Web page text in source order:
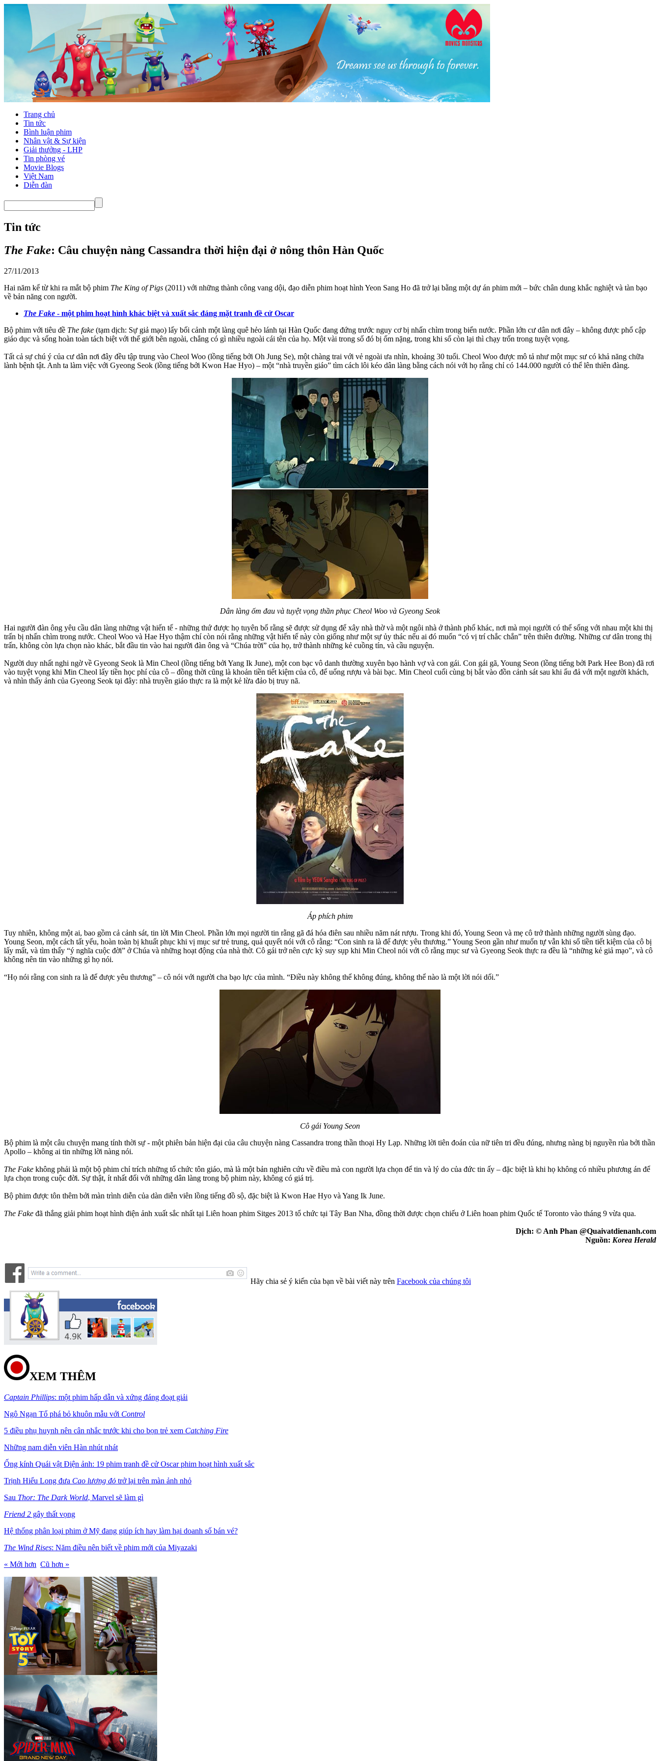
Trang chủ
Tin tức
Bình luận phim
Nhân vật & Sự kiện
Giải thưởng - LHP
Tin phòng vé
Movie Blogs
Việt Nam
Diễn đàn
Tin tức
The Fake: Câu chuyện nàng Cassandra thời hiện đại ở nông thôn Hàn Quốc
27/11/2013
Hai năm kể từ khi ra mắt bộ phim The King of Pigs (2011) với những thành công vang dội, đạo diễn phim hoạt hình Yeon Sang Ho đã trở lại bằng một dự án phim mới – bức chân dung khắc nghiệt và tàn bạo
về bản năng con người.
The Fake - một phim hoạt hình khác biệt và xuất sắc đáng mặt tranh đề cử Oscar
Bộ phim với tiêu đề The fake (tạm dịch: Sự giả mạo) lấy bối cảnh một làng quê hẻo lánh tại Hàn Quốc đang đứng trước nguy cơ bị nhấn chìm trong biển nước. Phần lớn cư dân nơi đây – không được phổ cập
giáo dục và sống hoàn toàn tách biệt với thế giới bên ngoài, chẳng có gì nhiều ngoài cái tên của họ. Một vài trong số đó bị ốm nặng, trong khi số còn lại thì chạy trốn trong tuyệt vọng.
Tất cả sự chú ý của cư dân nơi đây đều tập trung vào Cheol Woo (lồng tiếng bởi Oh Jung Se), một chàng trai với vẻ ngoài ưa nhìn, khoảng 30 tuổi. Cheol Woo được mô tả như một mục sư có khả năng chữa
lành bệnh tật. Anh ta làm việc với Gyeong Seok (lồng tiếng bởi Kwon Hae Hyo) – một “nhà truyền giáo” tìm cách lôi kéo dân làng bằng cách nói với họ rằng chỉ có 144.000 người có thể lên thiên đàng.
Dân làng ốm đau và tuyệt vọng thần phục Cheol Woo và Gyeong Seok
Hai người đàn ông yêu cầu dân làng những vật hiến tế - những thứ được họ tuyên bố rằng sẽ được sử dụng để xây nhà thờ và một ngôi nhà ở thành phố khác, nơi mà mọi người có thể sống với nhau một khi thị
trấn bị nhấn chìm trong nước. Cheol Woo và Hae Hyo thậm chí còn nói rằng những vật hiến tế này còn giống như một sự ủy thác nếu ai đó muốn “có vị trí chắc chắn” trên thiên đường. Những cư dân trong thị
trấn, không còn lựa chọn nào khác, bắt đầu tin vào hai người đàn ông và “Chúa trời” của họ, trở thành những kẻ cuồng tín, và cầu nguyện.
Người duy nhất nghi ngờ về Gyeong Seok là Min Cheol (lồng tiếng bởi Yang Ik June), một con bạc vô danh thường xuyên bạo hành vợ và con gái. Con gái gã, Young Seon (lồng tiếng bởi Park Hee Bon) đã rơi
vào tuyệt vọng khi Min Cheol lấy tiền học phí của cô – đồng thời cũng là khoản tiền tiết kiệm của cô, để uống rượu và bài bạc. Min Cheol cuối cùng bị bắt vào đồn cảnh sát sau khi ẩu đả với một người khách,
và nhìn thấy ảnh của Gyeong Seok tại đây: nhà truyền giáo thực ra là một kẻ lừa đảo bị truy nã.
Áp phích phim
Tuy nhiên, không một ai, bao gồm cả cảnh sát, tin lời Min Cheol. Phần lớn mọi người tin rằng gã đá hóa điên sau nhiều năm nát rượu. Trong khi đó, Young Seon và mẹ cô trở thành những người sùng đạo.
Young Seon, một cách tất yếu, hoàn toàn bị khuất phục khi vị mục sư trẻ trung, quả quyết nói với cô rằng: “Con sinh ra là để được yêu thương.” Young Seon gần như muốn tự vẫn khi số tiền tiết kiệm của cô bị
lấy mất, và tìm thấy “ý nghĩa cuộc đời” ở Chúa và những hoạt động của nhà thờ. Cô gái trở nên cực kỳ suy sụp khi Min Cheol nói với cô rằng mục sư và Gyeong Seok thực ra đều là “những kẻ giả mạo”, và cô
không nên tin vào những gì họ nói.
“Họ nói rằng con sinh ra là để được yêu thương” – cô nói với người cha bạo lực của mình. “Điều này không thể không đúng, không thể nào là một lời nói dối.”
Cô gái Young Seon
Bộ phim là một câu chuyện mang tính thời sự - một phiên bản hiện đại của câu chuyện nàng Cassandra trong thần thoại Hy Lạp. Những lời tiên đoán của nữ tiên tri đều đúng, nhưng nàng bị nguyền rủa bởi thần
Apollo – không ai tin những lời nàng nói.
The Fake không phải là một bộ phim chỉ trích những tổ chức tôn giáo, mà là một bản nghiên cứu về điều mà con người lựa chọn để tin và lý do của đức tin ấy – đặc biệt là khi họ không có nhiều phương án để
lựa chọn trong cuộc đời. Sự thật, ít nhất đối với những dân làng trong bộ phim này, không có giá trị.
Bộ phim được tôn thêm bởi màn trình diễn của dàn diễn viên lồng tiếng đồ sộ, đặc biệt là Kwon Hae Hyo và Yang Ik June.
The Fake đã thắng giải phim hoạt hình điện ảnh xuất sắc nhất tại Liên hoan phim Sitges 2013 tổ chức tại Tây Ban Nha, đồng thời được chọn chiếu ở Liên hoan phim Quốc tế Toronto vào tháng 9 vừa qua.
Dịch: © Anh Phan @Quaivatdienanh.com
Nguồn: Korea Herald
Hãy chia sẻ ý kiến của bạn về bài viết này trên Facebook của chúng tôi
XEM THÊM
Captain Phillips: một phim hấp dẫn và xứng đáng đoạt giải
Ngô Ngạn Tổ phá bỏ khuôn mẫu với Control
5 điều phụ huynh nên cân nhắc trước khi cho bọn trẻ xem Catching Fire
Những nam diễn viên Hàn nhút nhát
Ống kính Quái vật Điện ảnh: 19 phim tranh đề cử Oscar phim hoạt hình xuất sắc
Trịnh Hiểu Long đưa Cao lương đỏ trở lại trên màn ảnh nhỏ
Sau Thor: The Dark World, Marvel sẽ làm gì
Friend 2 gây thất vọng
Hệ thống phân loại phim ở Mỹ đang giúp ích hay làm hại doanh số bán vé?
The Wind Rises: Năm điều nên biết về phim mới của Miyazaki
« Mới hơn Cũ hơn »